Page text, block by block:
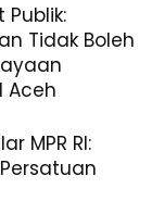
Publik:
Tidak Boleh
Aceh
MPR RI: